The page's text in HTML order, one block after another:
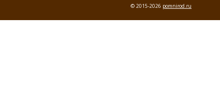
© 2015-2026 pomnirod.ru